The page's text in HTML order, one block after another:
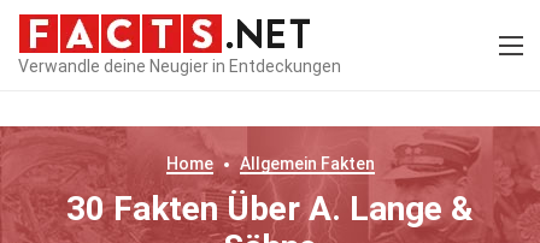
Verwandle deine Neugier in Entdeckungen
Home Allgemein Fakten
30 Fakten Über A. Lange &